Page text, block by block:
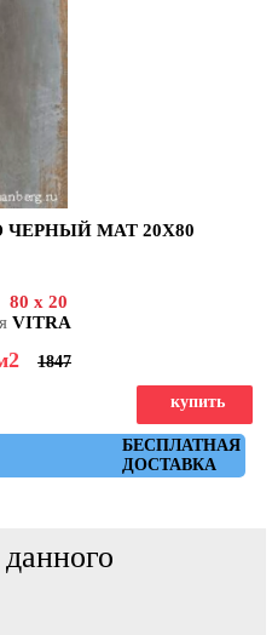
ЧЕРНЫЙ МАТ 20Х80
80 x 20
VITRA
1847
БЕСПЛАТНАЯ
ДОСТАВКА
купить